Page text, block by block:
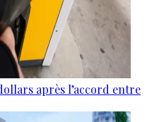
après l’accord entre